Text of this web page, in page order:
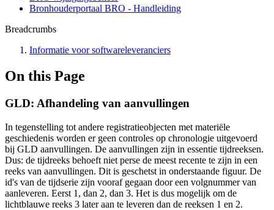
Bronhouderportaal BRO - Handleiding
Breadcrumbs
Informatie voor softwareleveranciers
On this Page
GLD: Afhandeling van aanvullingen
In tegenstelling tot andere registratieobjecten met materiële
geschiedenis worden er geen controles op chronologie uitgevoerd
bij GLD aanvullingen. De aanvullingen zijn in essentie tijdreeksen.
Dus: de tijdreeks behoeft niet perse de meest recente te zijn in een
reeks van aanvullingen. Dit is geschetst in onderstaande figuur. De
id's van de tijdserie zijn vooraf gegaan door een volgnummer van
aanleveren. Eerst 1, dan 2, dan 3. Het is dus mogelijk om de
lichtblauwe reeks 3 later aan te leveren dan de reeksen 1 en 2.